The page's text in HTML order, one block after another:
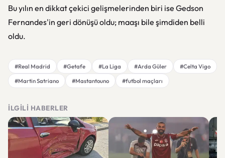
Bu yılın en dikkat çekici gelişmelerinden biri ise Gedson
Fernandes'in geri dönüşü oldu; maaşı bile şimdiden belli
oldu.
#Real Madrid #Getafe #La Liga #Arda Güler
#Celta Vigo
#Martin Satriano
#Mastantouno #futbol maçları
İLGILI HABERLER